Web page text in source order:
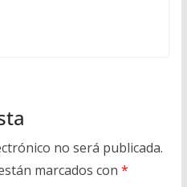
no será publicada.
marcados con *